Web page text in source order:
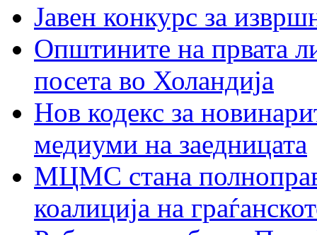
Јавен конкурс за
Општините на првата
посета во Холандија
Нов кодекс за
медиуми на заедницата
МЦМС стана
коалиција на